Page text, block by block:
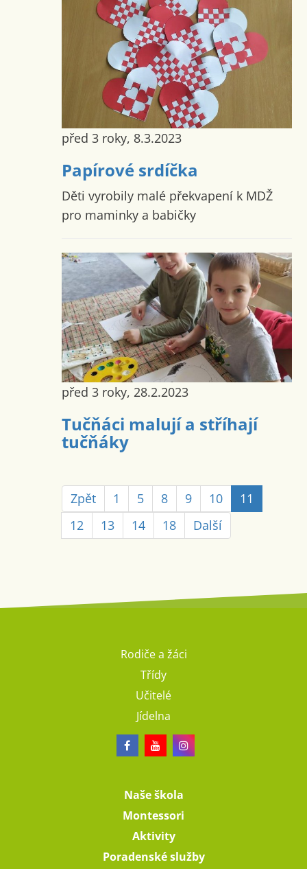
před 3 roky, 8.3.2023
Papírové srdíčka
Děti vyrobily malé překvapení k MDŽ
pro maminky a babičky
před 3 roky, 28.2.2023
Tučňáci malují a stříhají
tučňáky
Zpět 1 5 8 9 10
11
12
13 14 18 Další
Rodiče a žáci
Třídy
Učitelé
Jídelna
Naše škola
Montessori
Aktivity
Poradenské služby